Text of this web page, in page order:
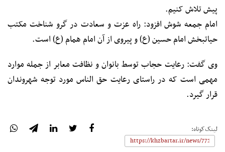
پیش تلاش کنیم.
امام جمعه شوش افزود: راه عزت و سعادت در گرو شناخت مکتب
حیاتبخش امام حسین (ع) و پیروی از آن امام همام (ع) است.
وی گفت: رعایت حجاب توسط بانوان و نظافت معابر از جمله موارد
مهمی‌ است که در راستای رعایت حق‌ الناس مورد توجه شهروندان
قرار گیرد.
لینک‌کوتاه: